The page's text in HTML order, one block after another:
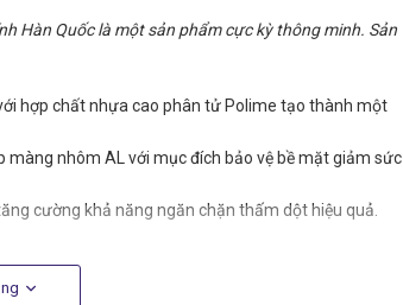
Hàn Quốc là một sản phẩm cực kỳ thông minh. Sản
hợp chất nhựa cao phân tử Polime tạo thành một
màng nhôm AL với mục đích bảo vệ bề mặt giảm sức
cường khả năng ngăn chặn thấm dột hiệu quả.